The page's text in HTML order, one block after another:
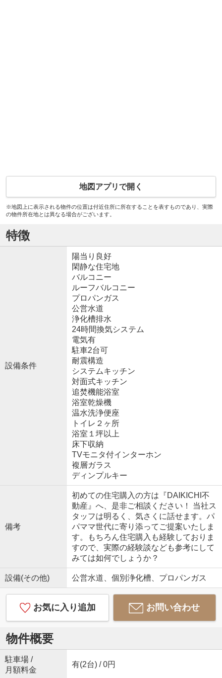
地図アプリで開く
※地図上に表示される物件の位置は付近住所に所在することを表すものであり、実際
の物件所在地とは異なる場合がございます。
特徴
設備条件
陽当り良好
閑静な住宅地
バルコニー
ルーフバルコニー
プロパンガス
公営水道
浄化槽排水
24時間換気システム
電気有
駐車2台可
耐震構造
システムキッチン
対面式キッチン
追焚機能浴室
浴室乾燥機
温水洗浄便座
トイレ２ヶ所
浴室１坪以上
床下収納
TVモニタ付インターホン
複層ガラス
ディンプルキー
備考
初めての住宅購入の方は『DAIKICHI不
動産』へ、是非ご相談ください！ 当社ス
タッフは明るく、気さくに話せます。パ
パママ世代に寄り添ってご提案いたしま
す。もちろん住宅購入も経験しておりま
すので、実際の経験談なども参考にして
みては如何でしょうか？
設備(その他) 公営水道、個別浄化槽、プロパンガス
お気に入り追加 お問い合わせ
物件概要
駐車場 /
月額料金
有(2台) / 0円